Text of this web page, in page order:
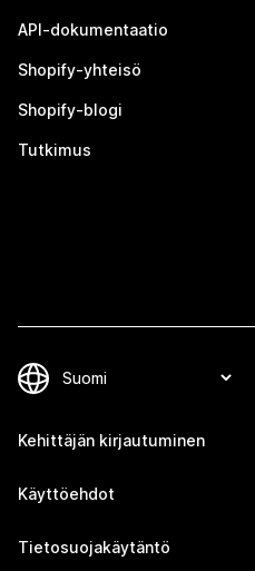
API-dokumentaatio
Shopify-yhteisö
Shopify-blogi
Tutkimus
Kehittäjän kirjautuminen
Käyttöehdot
Tietosuojakäytäntö